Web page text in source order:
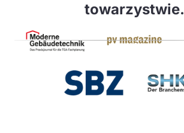
towarzystwie.